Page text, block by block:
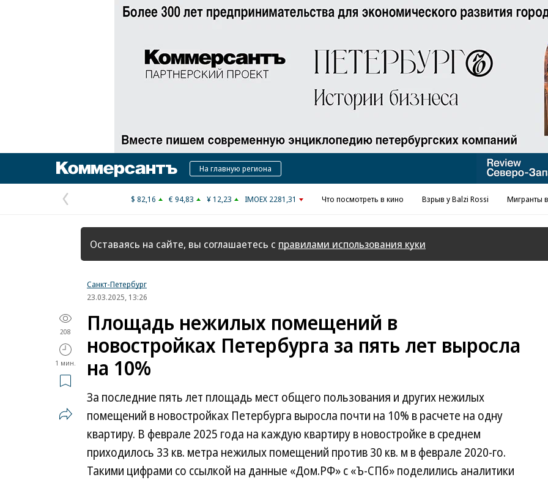
Реклама в «Ъ» www.kommersant.ru/ad
КоммерсантъНа главную региона
Предыдущая
страница
$ 82,16 € 94,83 ¥ 12,23 IMOEX 2281,31 Что посмотреть в кино Взрыв у Balzi Rossi Мигранты
Оставаясь на сайте, вы соглашаетесь с правилами использования куки
Санкт-Петербург
23.03.2025, 13:26
208
1 мин.
Площадь нежилых помещений в
новостройках Петербурга за пять лет выросла
на 10%
За последние пять лет площадь мест общего пользования и других нежилых
помещений в новостройках Петербурга выросла почти на 10% в расчете на одну
квартиру. В феврале 2025 года на каждую квартиру в новостройке в среднем
приходилось 33 кв. метра нежилых помещений против 30 кв. м в феврале 2020-го.
Такими цифрами со ссылкой на данные «Дом.РФ» с «Ъ-СПб» поделились аналитики